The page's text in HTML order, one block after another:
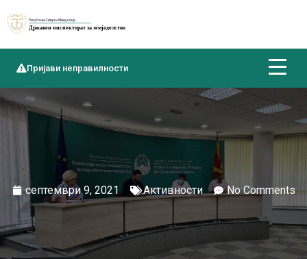
Пријави неправилности
септември 9, 2021 Активности No Comments